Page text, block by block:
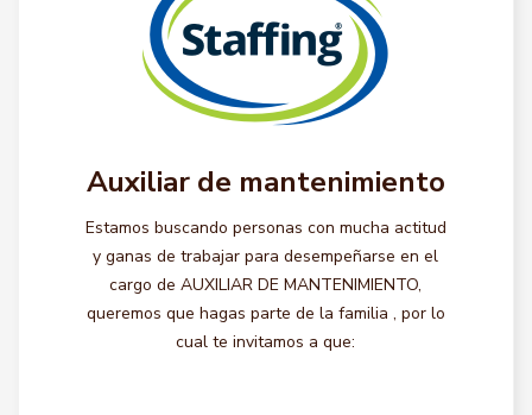
Auxiliar de mantenimiento
Estamos buscando personas con mucha actitud
y ganas de trabajar para desempeñarse en el
cargo de AUXILIAR DE MANTENIMIENTO,
queremos que hagas parte de la familia , por lo
cual te invitamos a que: